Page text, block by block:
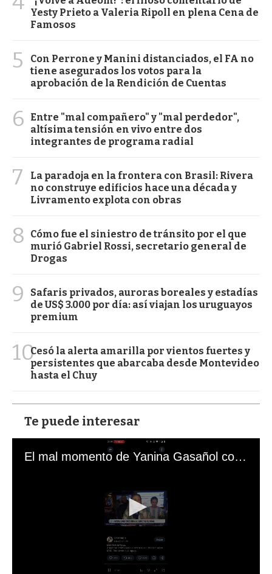
Yesty Prieto a Valeria Ripoll en plena Cena de
Famosos
5
Con Perrone y Manini distanciados, el FA no
tiene asegurados los votos para la
aprobación de la Rendición de Cuentas
6
Entre "mal compañero" y "mal perdedor",
altísima tensión en vivo entre dos
integrantes de programa radial
7
La paradoja en la frontera con Brasil: Rivera
no construye edificios hace una década y
Livramento explota con obras
8
Cómo fue el siniestro de tránsito por el que
murió Gabriel Rossi, secretario general de
Drogas
9
Safaris privados, auroras boreales y estadías
de US$ 3.000 por día: así viajan los uruguayos
premium
10Cesó la alerta amarilla por vientos fuertes y
persistentes que abarcaba desde Montevideo
hasta el Chuy
Te puede interesar
El mal momento de Yanina Gasañol con un hincha argentino en "Subrayado"